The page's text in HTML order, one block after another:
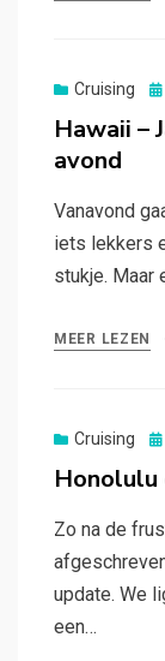
Cruising
Hawaii –
avond
Vanavond
iets lekkers
stukje. Maar
MEER LEZEN
Cruising
Honolulu
Zo na de
update. We
een…